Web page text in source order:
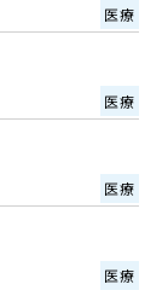
医療
医療
医療
医療